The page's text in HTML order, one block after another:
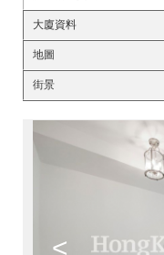
大廈資料
地圖
街景
<